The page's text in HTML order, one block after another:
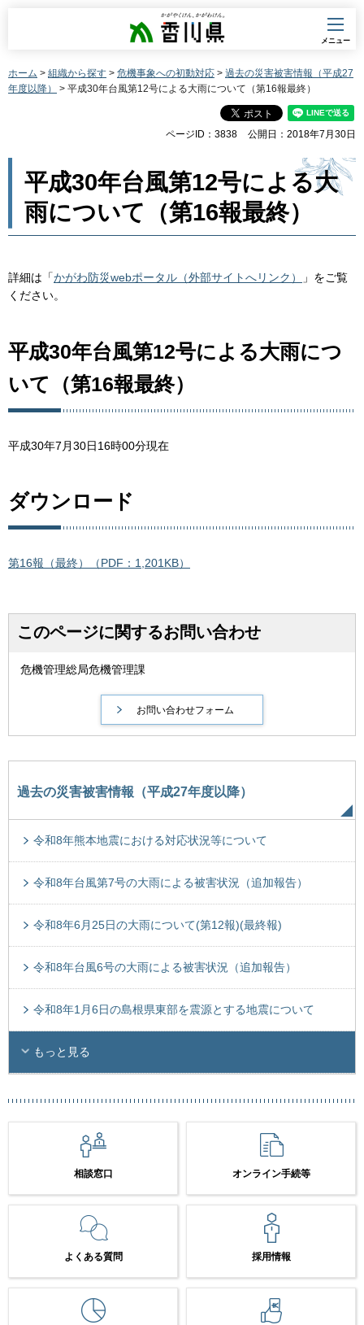
香川県
メニュー
ホーム > 組織から探す > 危機事象への初動対応 > 過去の災害被害情報（平成27
年度以降）
> 平成30年台風第12号による大雨について（第16報最終）
ページID：3838 公開日：2018年7月30日
平成30年台風第12号による大
雨について（第16報最終）
詳細は「かがわ防災webポータル（外部サイトへリンク）
」をご覧
ください。
平成30年台風第12号による大雨につ
いて（第16報最終）
平成30年7月30日16時00分現在
ダウンロード
第16報（最終）（PDF：1,201KB）
このページに関するお問い合わせ
危機管理総局危機管理課
過去の災害被害情報（平成27年度以降）
令和8年熊本地震における対応状況等について
令和8年台風第7号の大雨による被害状況（追加報告）
令和8年6月25日の大雨について(第12報)(最終報)
令和8年台風6号の大雨による被害状況（追加報告）
令和8年1月6日の島根県東部を震源とする地震について
もっと見る
相談窓口 オンライン手続等
よくある質問 採用情報